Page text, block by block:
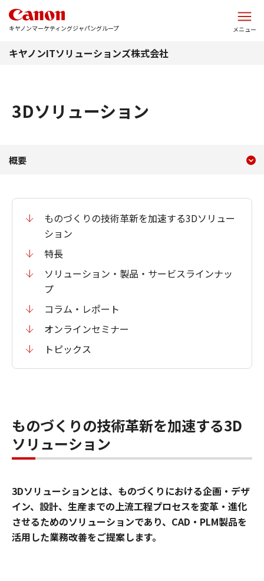
キヤノンマーケティングジャパングループ メニュー
キヤノンITソリューションズ株式会社
3Dソリューション
概要
ものづくりの技術革新を加速する3Dソリュー
ション
特長
ソリューション・製品・サービスラインナッ
プ
コラム・レポート
オンラインセミナー
トピックス
ものづくりの技術革新を加速する3D
ソリューション
3Dソリューションとは、ものづくりにおける企画・デザ
イン、設計、生産までの上流工程プロセスを変革・進化
させるためのソリューションであり、CAD・PLM製品を
活用した業務改善をご提案します。